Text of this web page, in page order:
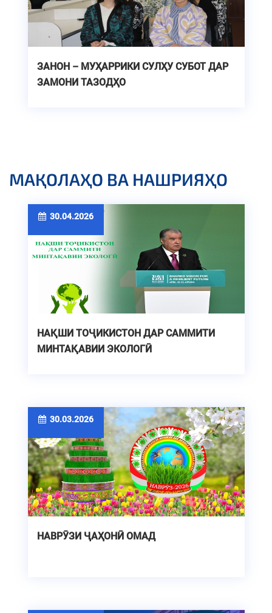
ЗАНОН – МУҲАРРИКИ СУЛҲУ СУБОТ ДАР
ЗАМОНИ ТАЗОДҲО
МАҚОЛАҲО ВА НАШРИЯҲО
30.04.2026
НАҚШИ ТОҶИКИСТОН ДАР САММИТИ
МИНТАҚАВИИ ЭКОЛОГӢ
30.03.2026
НАВРӮЗИ ҶАҲОНӢ ОМАД